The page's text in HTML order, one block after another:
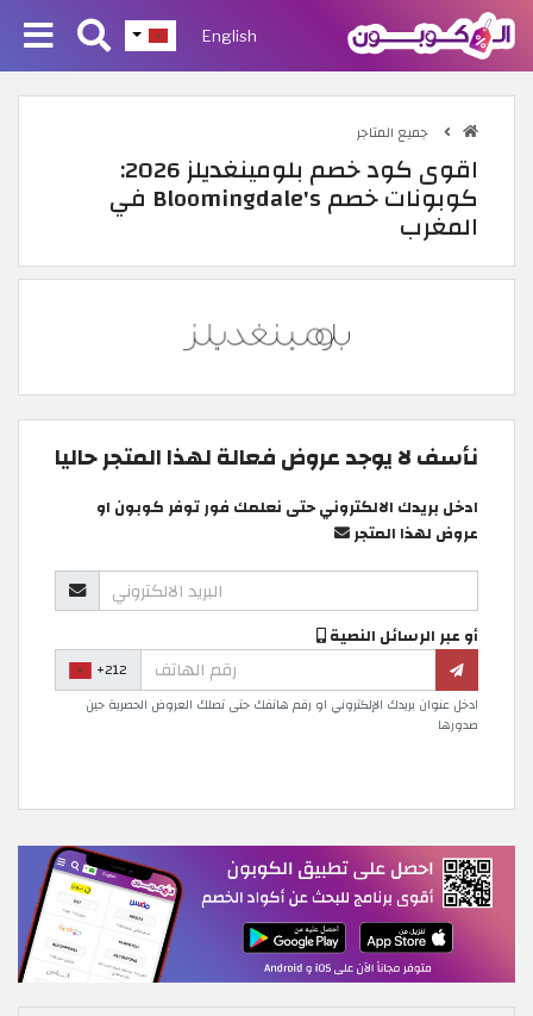
English
جميع المتاجر
اقوى كود خصم بلومينغديلز 2026:
كوبونات خصم Bloomingdale's في
المغرب
نأسف لا يوجد عروض فعالة لهذا المتجر حاليا
ادخل بريدك الالكتروني حتى نعلمك فور توفر كوبون او
عروض لهذا المتجر
أو عبر الرسائل النصية
+212
ادخل عنوان بريدك الإلكتروني او رقم هاتفك حتى تصلك العروض الحصرية حين
صدورها